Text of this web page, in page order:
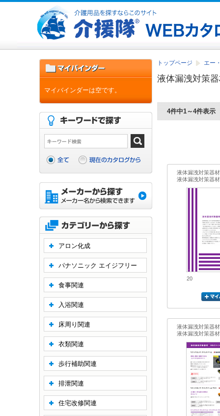
トップページ エー
液体漏洩対策
4件中1～4件表示
液体漏洩対策器材
液体漏洩対策器材
20
液体漏洩対策器材
液体漏洩対策器材
マイバインダーは空です。
アロン化成
パナソニック エイジフリー
食事関連
入浴関連
床周り関連
衣類関連
歩行補助関連
排泄関連
住宅改修関連